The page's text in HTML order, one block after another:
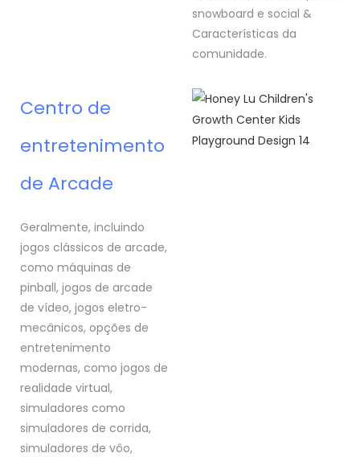
snowboard e social &
Características da
comunidade.
Centro de
entretenimento
de Arcade
Geralmente, incluindo
jogos clássicos de arcade,
como máquinas de
pinball, jogos de arcade
de vídeo, jogos eletro-
mecânicos, opções de
entretenimento
modernas, como jogos de
realidade virtual,
simuladores como
simuladores de corrida,
simuladores de vôo,